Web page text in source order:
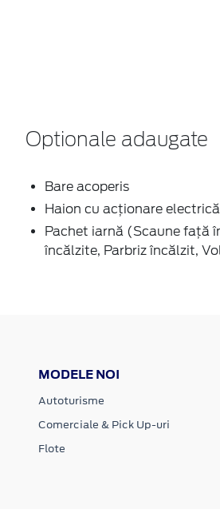
Optionale adaugate
Bare acoperis
Haion cu acţionare
Pachet iarnă (Scaune faţă
încălzite, Parbriz încălzit,
MODELE NOI
Autoturisme
Comerciale & Pick Up-uri
Flote